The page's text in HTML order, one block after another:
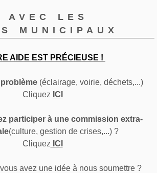
avec les
municipaux
AIDE EST PRÉCIEUSE !
(éclairage, voirie, déchets,...)
Cliquez ICI
participer à une commission extra-
(culture, gestion de crises,...) ?
Cliquez ICI
vous avez une idée à nous soumettre ?